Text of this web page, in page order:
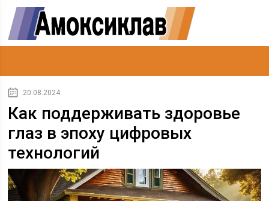
20.08.2024
Как поддерживать здоровье
глаз в эпоху цифровых
технологий